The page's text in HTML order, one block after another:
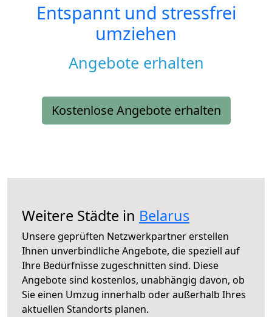
Entspannt und stressfrei
umziehen
Angebote erhalten
Kostenlose Angebote erhalten
Weitere Städte in Belarus
Unsere geprüften Netzwerkpartner erstellen
Ihnen unverbindliche Angebote, die speziell auf
Ihre Bedürfnisse zugeschnitten sind. Diese
Angebote sind kostenlos, unabhängig davon, ob
Sie einen Umzug innerhalb oder außerhalb Ihres
aktuellen Standorts planen.